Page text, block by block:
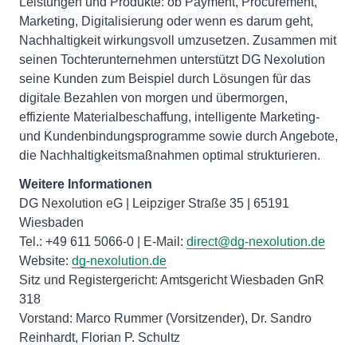
Marketing, Digitalisierung oder wenn es darum geht,
Nachhaltigkeit wirkungsvoll umzusetzen. Zusammen mit
seinen Tochterunternehmen unterstützt DG Nexolution
seine Kunden zum Beispiel durch Lösungen für das
digitale Bezahlen von morgen und übermorgen,
effiziente Materialbeschaffung, intelligente Marketing-
und Kundenbindungsprogramme sowie durch Angebote,
die Nachhaltigkeitsmaßnahmen optimal strukturieren.
Weitere Informationen
DG Nexolution eG | Leipziger Straße 35 | 65191
Wiesbaden
Tel.: +49 611 5066-0 | E-Mail: direct@dg-nexolution.de
Website: dg-nexolution.de
Sitz und Registergericht: Amtsgericht Wiesbaden GnR
318
Vorstand: Marco Rummer (Vorsitzender), Dr. Sandro
Reinhardt, Florian P. Schultz